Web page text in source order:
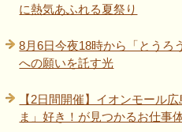
に熱気あふれる夏祭り
8月6日今夜18時から「とうろ
への願いを託す光
【2日間開催】イオンモール
ま」好き！が見つかるお仕事